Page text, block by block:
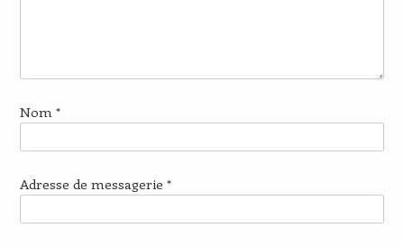
Nom *
Adresse de messagerie *